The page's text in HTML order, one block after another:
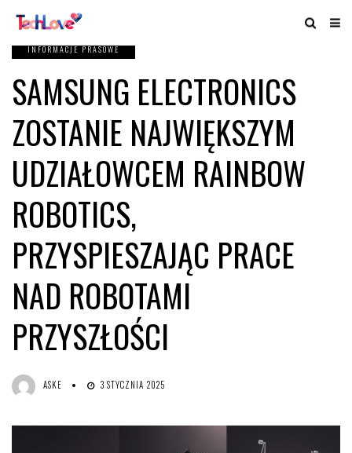
INFORMACJE PRASOWE
SAMSUNG ELECTRONICS
ZOSTANIE NAJWIĘKSZYM
UDZIAŁOWCEM RAINBOW
ROBOTICS,
PRZYSPIESZAJĄC PRACE
NAD ROBOTAMI
PRZYSZŁOŚCI
ASKE 3 STYCZNIA 2025